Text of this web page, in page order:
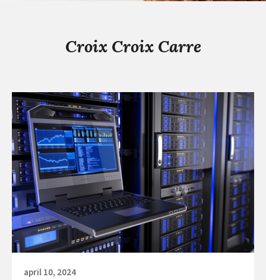
Croix Croix Carre
Fortsätt
läsa
Skydda
Dina
Data:
Beprövade
Tekniker
för
Att
Skydda
Publicerat
april 10, 2024